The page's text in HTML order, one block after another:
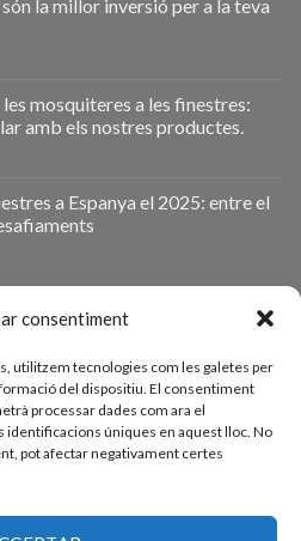
consentiment
utilitzem tecnologies com les galetes per
del dispositiu. El consentiment
processar dades com ara el
identificacions úniques en aquest lloc. No
pot afectar negativament certes
la millor inversió per a la teva
mosquiteres a les finestres:
amb els nostres productes.
a Espanya el 2025: entre el
mesures podeu sol·licitar un
formulari de sol·licitud de